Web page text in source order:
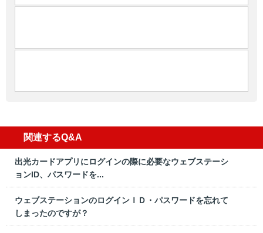
関連するQ&A
出光カードアプリにログインの際に必要なウェブステーシ
ョンID、パスワードを...
ウェブステーションのログインＩＤ・パスワードを忘れて
しまったのですが？